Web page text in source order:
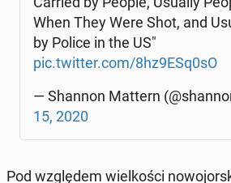
When They Were Shot, and
by Police in the US"
pic.twitter.com/8hz9ESq0sO
— Shannon Mattern
15, 2020
Pod wzglę­dem wiel­ko­ści